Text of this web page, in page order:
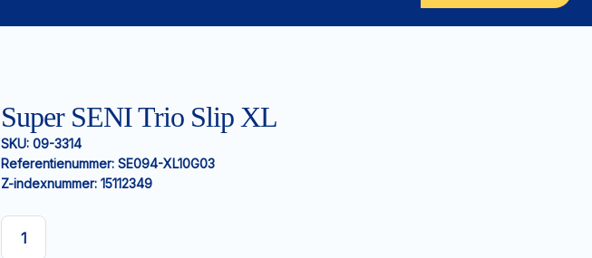
Super SENI Trio Slip XL
SKU: 09-3314
Referentienummer: SE094-XL10G03
Z-indexnummer: 15112349
Super